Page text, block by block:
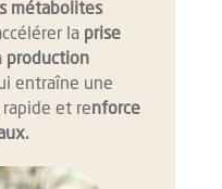
métabolites
laprise
production
entraîne une
et renforce